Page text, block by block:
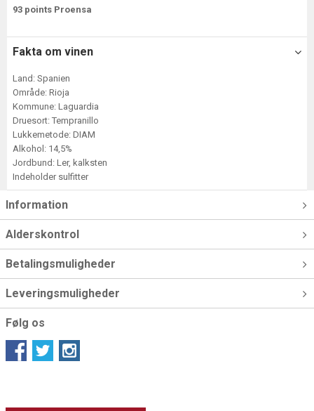
93 points Proensa
Fakta om vinen
Land: Spanien
Område: Rioja
Kommune: Laguardia
Druesort: Tempranillo
Lukkemetode: DIAM
Alkohol: 14,5%
Jordbund: Ler, kalksten
Indeholder sulfitter
Information
Alderskontrol
Betalingsmuligheder
Leveringsmuligheder
Følg os